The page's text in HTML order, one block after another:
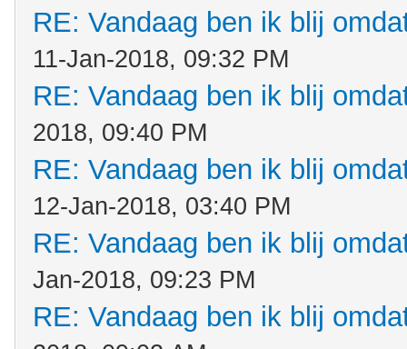
RE: Vandaag ben ik blij
11-Jan-2018, 09:32 PM
RE: Vandaag ben ik blij
2018, 09:40 PM
RE: Vandaag ben ik blij
12-Jan-2018, 03:40 PM
RE: Vandaag ben ik blij
Jan-2018, 09:23 PM
RE: Vandaag ben ik blij